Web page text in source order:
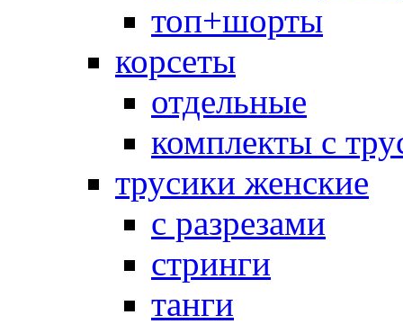
топ+шорты
корсеты
отдельные
комплекты с
трусики женские
с разрезами
стринги
танги